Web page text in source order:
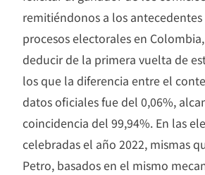
remitiéndonos a los
procesos electorales en
deducir de la primera vuelta de
los que la diferencia entre el
datos oficiales fue del 0,06%,
coincidencia del 99,94%. En las
celebradas el año 2022, mismas
Petro, basados en el mismo